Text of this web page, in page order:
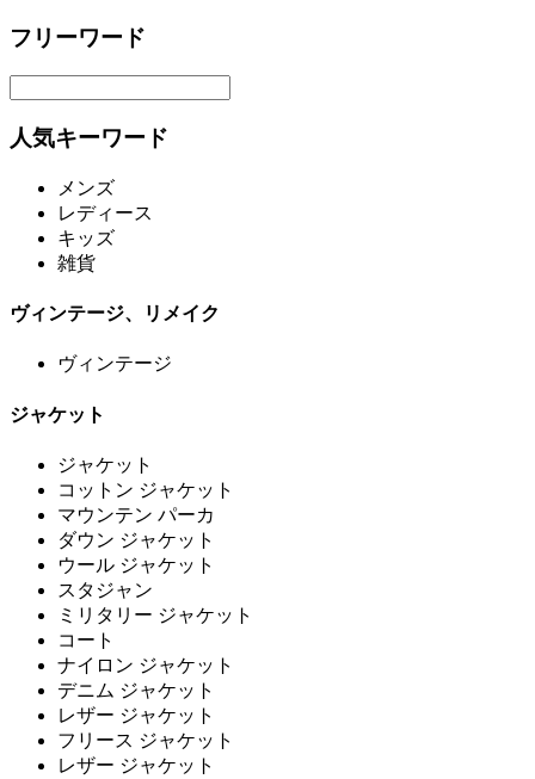
フリーワード
人気キーワード
メンズ
レディース
キッズ
雑貨
ヴィンテージ、リメイク
ヴィンテージ
ジャケット
ジャケット
コットン ジャケット
マウンテン パーカ
ダウン ジャケット
ウール ジャケット
スタジャン
ミリタリー ジャケット
コート
ナイロン ジャケット
デニム ジャケット
レザー ジャケット
フリース ジャケット
レザー ジャケット